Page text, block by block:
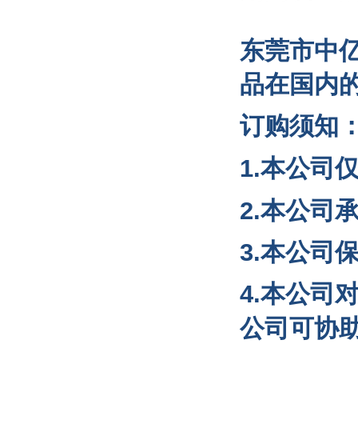
东莞市中
品在国内
订购须知
1.本公司
2.本公司
3.本公司
4.本公司
公司可协